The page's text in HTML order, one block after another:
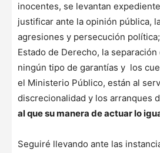
inocentes, se levantan
justificar ante la opinión pública,
agresiones y persecución
Estado de Derecho, la
ningún tipo de garantías y los
el Ministerio Público, están al
discrecionalidad y los arranques
al que su manera de actuar lo
Seguiré llevando ante las